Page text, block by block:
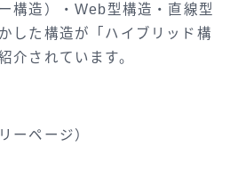
構造）・Web型構造・直線型
した構造が「ハイブリッド構
介されています。
ーページ）